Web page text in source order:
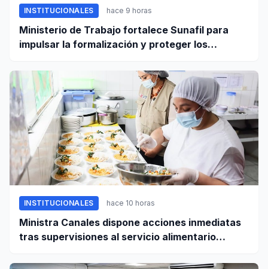
INSTITUCIONALES hace 9 horas
Ministerio de Trabajo fortalece Sunafil para
impulsar la formalización y proteger los
INSTITUCIONALES hace 10 horas
Ministra Canales dispone acciones inmediatas
tras supervisiones al servicio alimentario